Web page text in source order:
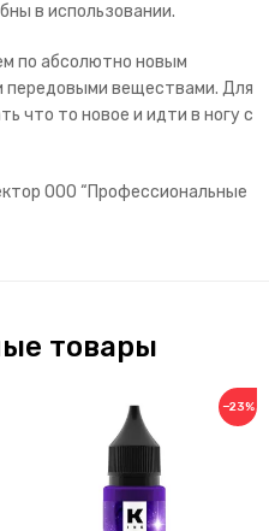
в использовании.
по абсолютно новым
передовыми веществами. Для
что то новое и идти в ногу с
ООО “Профессиональные
товары
−23%